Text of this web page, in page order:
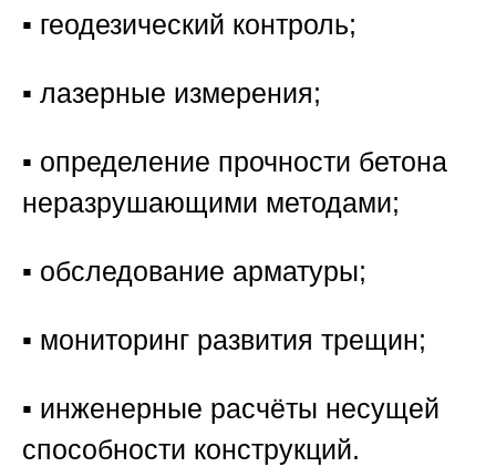
▪️ геодезический контроль;
▪️ лазерные измерения;
▪️ определение прочности бетона
неразрушающими методами;
▪️ обследование арматуры;
▪️ мониторинг развития трещин;
▪️ инженерные расчёты несущей
способности конструкций.